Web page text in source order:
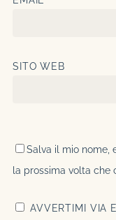
SITO WEB
Salva il mio nome,
la prossima volta che
AVVERTIMI VIA